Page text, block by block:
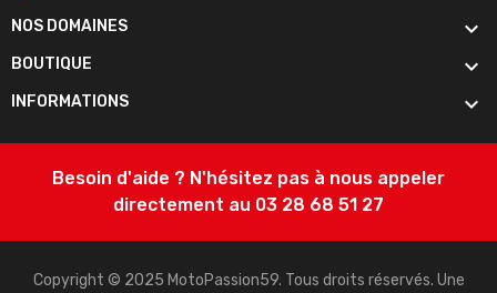
NOS DOMAINES 
BOUTIQUE 
INFORMATIONS 
Besoin d'aide ? N'hésitez pas à nous appeler
directement au 03 28 68 51 27
Copyright © 2025 MotoPassion59. Tous droits réservés. Une